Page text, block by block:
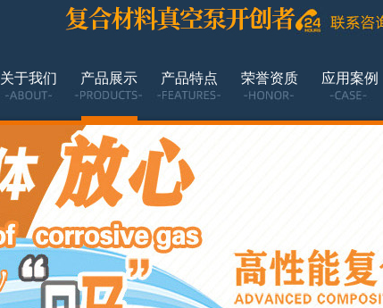
关于我们 产品展示 产品特点 荣誉资质 应用案例